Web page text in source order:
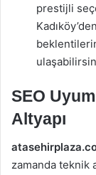
prestijli
SEO
Altyapı
zamanda teknik